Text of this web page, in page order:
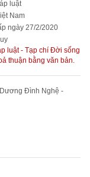
luật
Nam
ngày 27/2/2020
luật - Tạp chí Đời sống
thuận bằng văn bản.
Đình Nghệ -